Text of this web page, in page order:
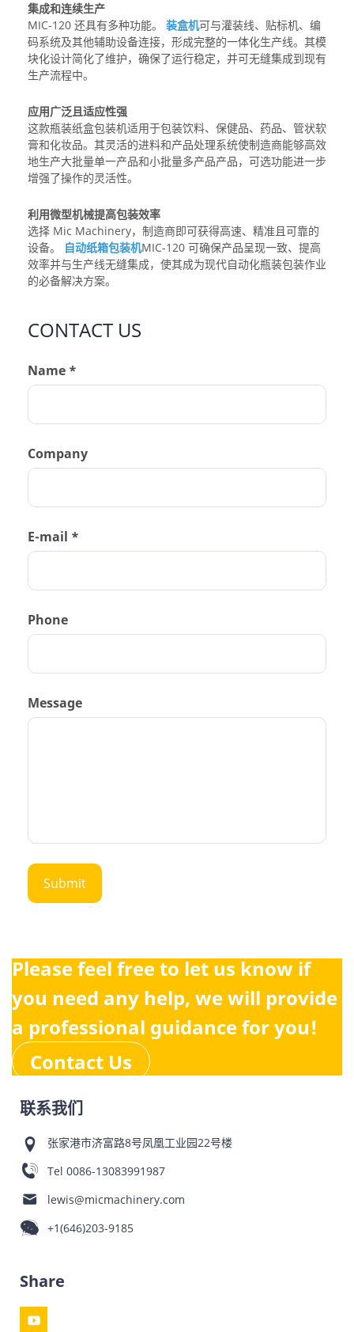
集成和连续生产
MIC-120 还具有多种功能。 装盒机可与灌装线、贴标机、编
码系统及其他辅助设备连接，形成完整的一体化生产线。其模
块化设计简化了维护，确保了运行稳定，并可无缝集成到现有
生产流程中。
应用广泛且适应性强
这款瓶装纸盒包装机适用于包装饮料、保健品、药品、管状软
膏和化妆品。其灵活的进料和产品处理系统使制造商能够高效
地生产大批量单一产品和小批量多产品产品，可选功能进一步
增强了操作的灵活性。
利用微型机械提高包装效率
选择 Mic Machinery，制造商即可获得高速、精准且可靠的
设备。
自动纸箱包装机MIC-120 可确保产品呈现一致、提高
效率并与生产线无缝集成，使其成为现代自动化瓶装包装作业
的必备解决方案。
CONTACT US
Name *
Company
E-mail *
Phone
Message
Please feel free to let us know if
you need any help, we will provide
a professional guidance for you!
Contact Us
联系我们
张家港市济富路8号凤凰工业园22号楼
Tel 0086-13083991987
lewis@micmachinery.com
+1(646)203-9185
Share